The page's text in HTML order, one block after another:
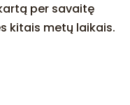
per savaitę
kitais metų laikais.